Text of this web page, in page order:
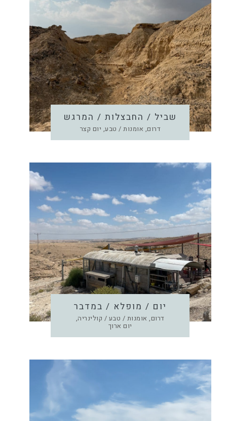
שביל / החבצלות / המרגש
דרום, אומנות / טבע, יום קצר
יום / מופלא / במדבר
דרום, אומנות / טבע / קולינריה,
יום ארוך